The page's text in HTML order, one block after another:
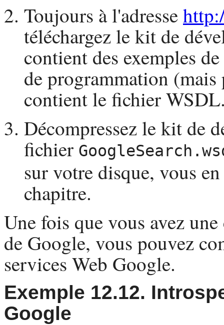
Toujours à l'adresse
téléchargez le kit de
contient des exemples
de programmation (mais
contient le fichierWSDL
Décompressez le kit de
fichier
sur votre disque, vous
chapitre.
Une fois que vous avez
de Google, vous pouvez
services Web Google.
Exemple 12.12.
Google